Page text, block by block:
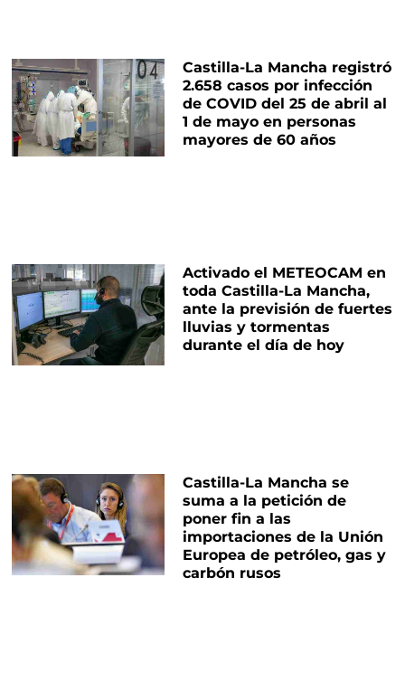
Castilla-La Mancha registró
2.658 casos por infección
de COVID del 25 de abril al
1 de mayo en personas
mayores de 60 años
Activado el METEOCAM en
toda Castilla-La Mancha,
ante la previsión de fuertes
lluvias y tormentas
durante el día de hoy
Castilla-La Mancha se
suma a la petición de
poner fin a las
importaciones de la Unión
Europea de petróleo, gas y
carbón rusos